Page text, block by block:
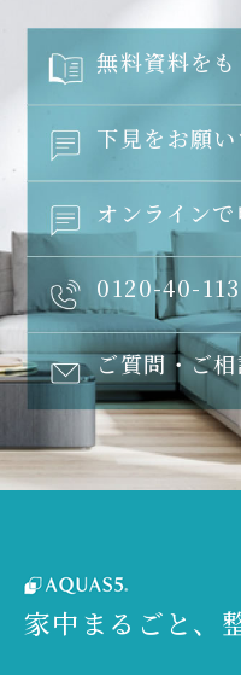
無料資料をも
下見をお願い
オンライン
0120-40-
ご質問・ご
家中まるごと、